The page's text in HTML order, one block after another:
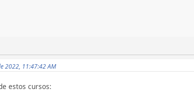
2022, 11:47:42 AM
estos cursos: